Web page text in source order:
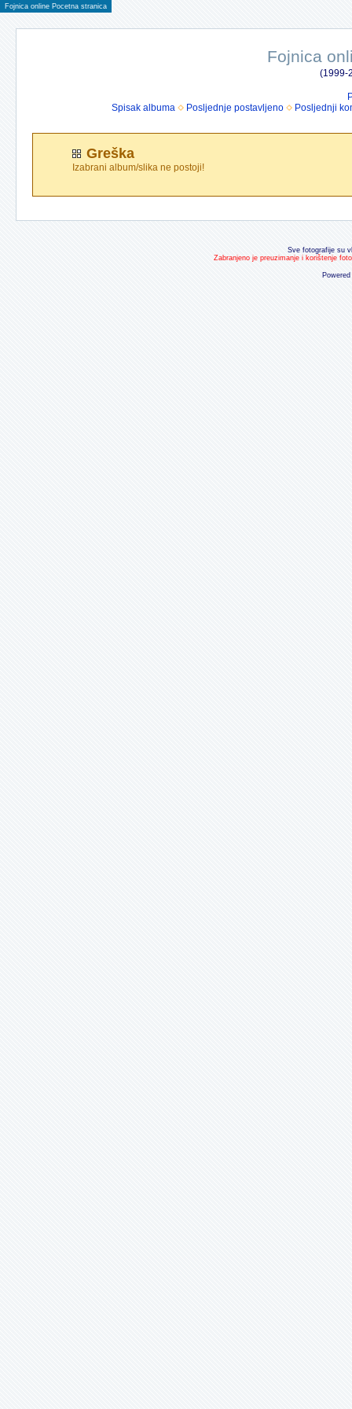
Fojnica online Pocetna stranica
Fojnica
(1999-
Spisak albuma
Posljednje postavljeno Posljednji
Greška
Izabrani album/slika ne postoji!
Sve fotografije su
Zabranjeno je preuzimanje i korištenje